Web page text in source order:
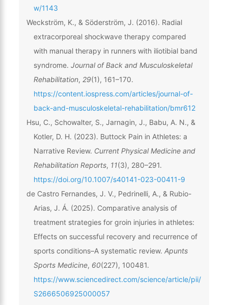
w/1143
Weckström, K., & Söderström, J. (2016). Radial
extracorporeal shockwave therapy compared
with manual therapy in runners with iliotibial band
syndrome. Journal of Back and Musculoskeletal
Rehabilitation, 29(1), 161–170.
https://content.iospress.com/articles/journal-of-
back-and-musculoskeletal-rehabilitation/bmr612
Hsu, C., Schowalter, S., Jarnagin, J., Babu, A. N., &
Kotler, D. H. (2023). Buttock Pain in Athletes: a
Narrative Review. Current Physical Medicine and
Rehabilitation Reports, 11(3), 280–291.
https://doi.org/10.1007/s40141-023-00411-9
de Castro Fernandes, J. V., Pedrinelli, A., & Rubio-
Arias, J. Á. (2025). Comparative analysis of
treatment strategies for groin injuries in athletes:
Effects on successful recovery and recurrence of
sports conditions–A systematic review. Apunts
Sports Medicine, 60(227), 100481.
https://www.sciencedirect.com/science/article/pii/
S2666506925000057